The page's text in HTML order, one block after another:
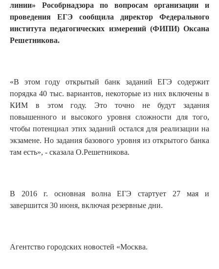
линии» Рособрнадзора по вопросам организации и
проведения ЕГЭ сообщила директор Федерального
института педагогических измерений (ФИПИ) Оксана
Решетникова.
«В этом году открытый банк заданий ЕГЭ содержит
порядка 40 тыс. вариантов, некоторые из них включены в
КИМ в этом году. Это точно не будут задания
повышенного и высокого уровня сложности для того,
чтобы потенциал этих заданий остался для реализации на
экзамене. Но задания базового уровня из открытого банка
там есть», - сказала О.Решетникова.
В 2016 г. основная волна ЕГЭ стартует 27 мая и
завершится 30 июня, включая резервные дни.
Агентство городских новостей «Москва.